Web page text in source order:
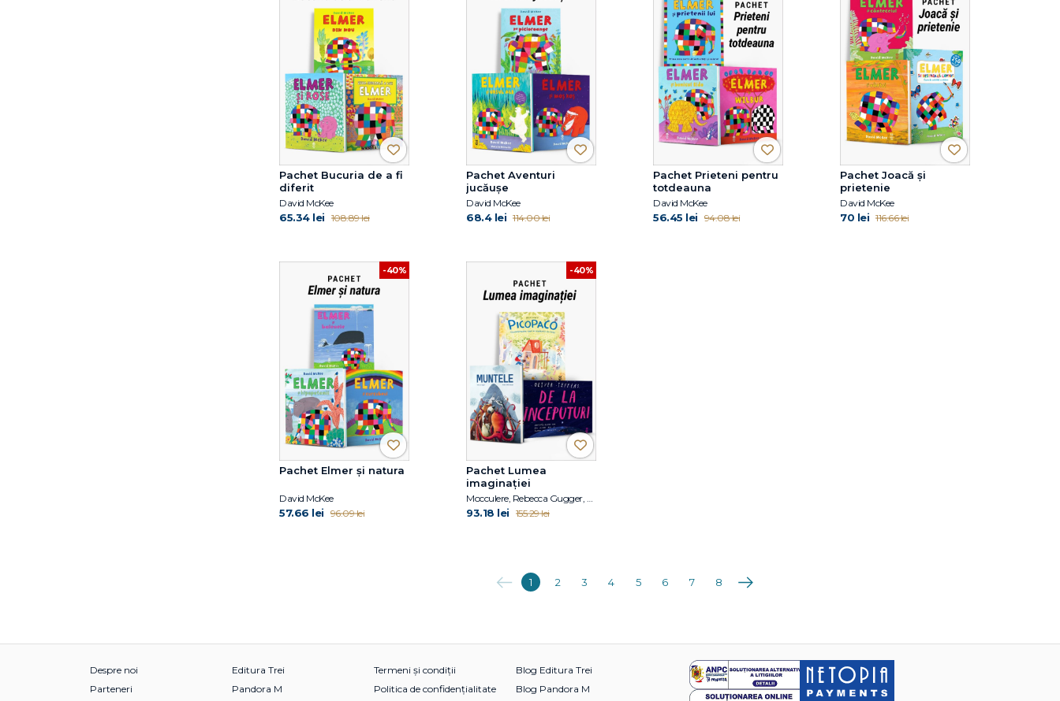
Pachet Bucuria de a fi
diferit
David McKee
65.34 lei 108.89 lei
Pachet Aventuri
jucăușe
David McKee
68.4 lei 114.00 lei
Pachet Prieteni pentru
totdeauna
David McKee
56.45 lei 94.08 lei
Pachet Joacă și
prietenie
David McKee
70 lei 116.66 lei
-40%
Pachet Elmer și natura
David McKee
57.66 lei 96.09 lei
-40%
Pachet Lumea
imaginației
Mocculere, Rebecca Gugger, Oliver Jeffers
93.18 lei 155.29 lei
Anterioara
1 2 3 4 5 6 7 8 Următoarea
Despre noi
Parteneri
Editura Trei
Pandora M
Termeni și condiții
Politica de confidențialitate
Blog Editura Trei
Blog Pandora M